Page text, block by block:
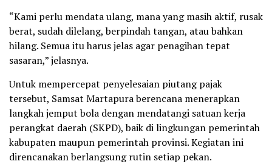
“Kami perlu mendata ulang, mana yang masih aktif, rusak
berat, sudah dilelang, berpindah tangan, atau bahkan
hilang. Semua itu harus jelas agar penagihan tepat
sasaran,” jelasnya.
Untuk mempercepat penyelesaian piutang pajak
tersebut, Samsat Martapura berencana menerapkan
langkah jemput bola dengan mendatangi satuan kerja
perangkat daerah (SKPD), baik di lingkungan pemerintah
kabupaten maupun pemerintah provinsi. Kegiatan ini
direncanakan berlangsung rutin setiap pekan.